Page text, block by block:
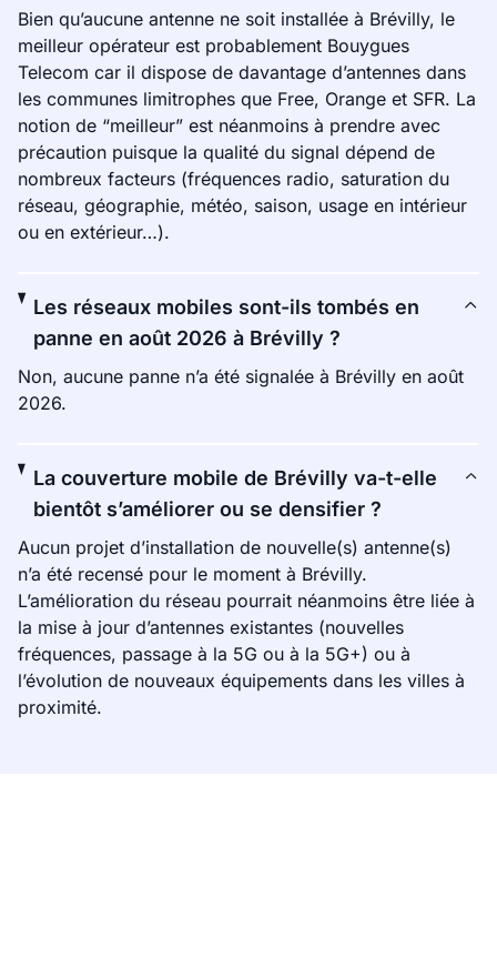
Bien qu’aucune antenne ne soit installée à Brévilly, le
meilleur opérateur est probablement Bouygues
Telecom car il dispose de davantage d’antennes dans
les communes limitrophes que Free, Orange et SFR. La
notion de “meilleur” est néanmoins à prendre avec
précaution puisque la qualité du signal dépend de
nombreux facteurs (fréquences radio, saturation du
réseau, géographie, météo, saison, usage en intérieur
ou en extérieur…).
Les réseaux mobiles sont-ils tombés en
panne en août 2026 à Brévilly ?
Non, aucune panne n’a été signalée à Brévilly en août
2026.
La couverture mobile de Brévilly va-t-elle
bientôt s’améliorer ou se densifier ?
Aucun projet d’installation de nouvelle(s) antenne(s)
n’a été recensé pour le moment à Brévilly.
L’amélioration du réseau pourrait néanmoins être liée à
la mise à jour d’antennes existantes (nouvelles
fréquences, passage à la 5G ou à la 5G+) ou à
l’évolution de nouveaux équipements dans les villes à
proximité.